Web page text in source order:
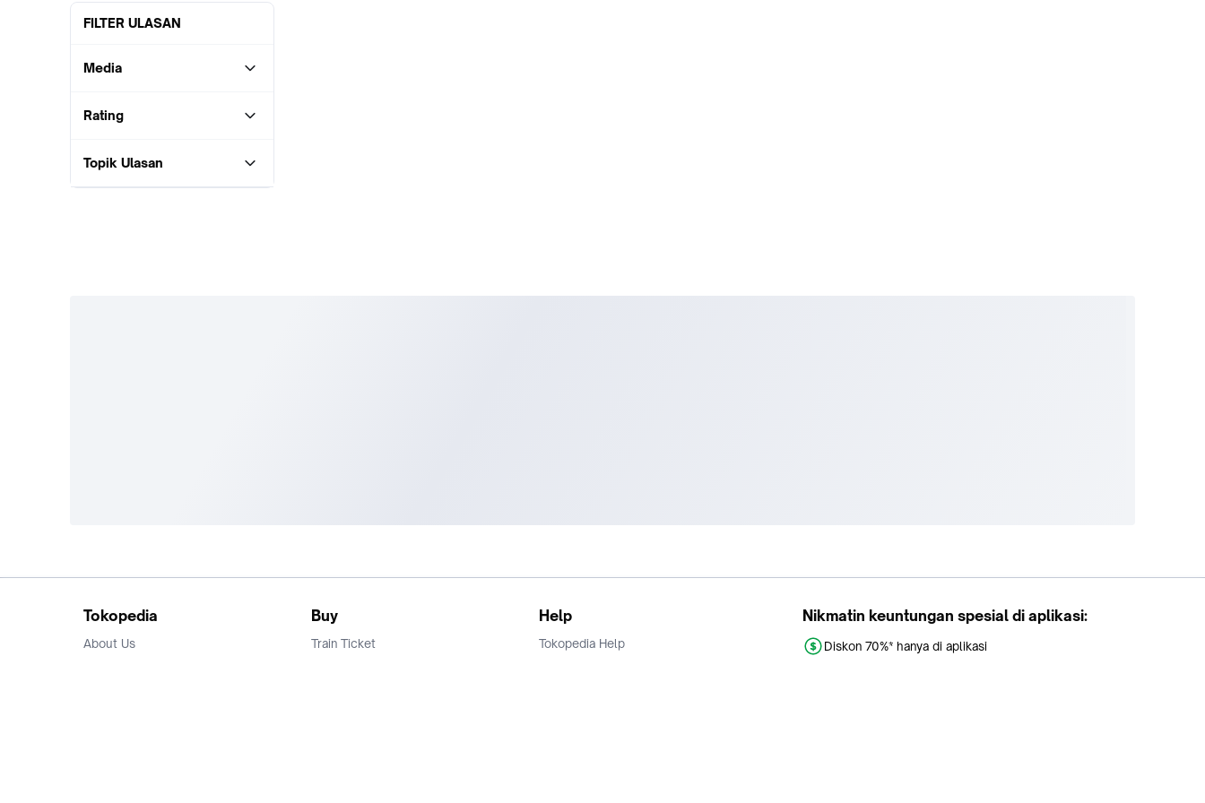
FILTER ULASAN
Media
Rating
Topik Ulasan
Tokopedia
About Us
Buy
Train Ticket
Help
Tokopedia Help
Nikmatin keuntungan spesial di aplikasi:
Diskon 70%* hanya di aplikasi